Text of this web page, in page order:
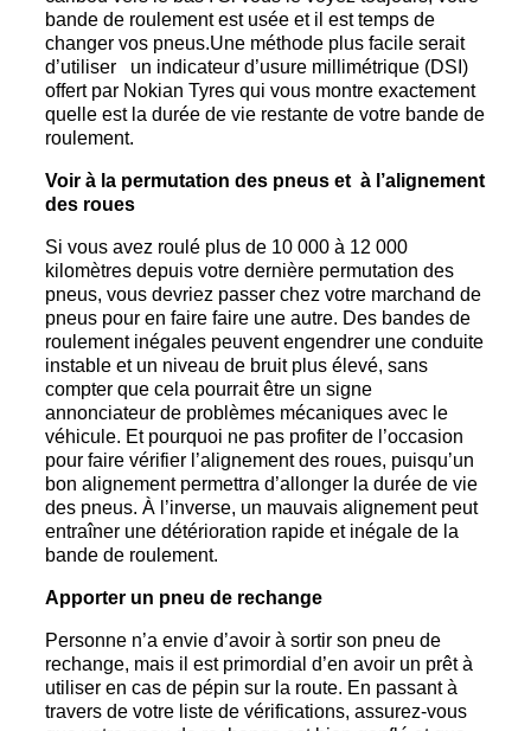
bande de roulement est usée et il est temps de
changer vos pneus.Une méthode plus facile serait
d’utiliser un indicateur d’usure millimétrique (DSI)
offert par Nokian Tyres qui vous montre exactement
quelle est la durée de vie restante de votre bande de
roulement.
Voir à la permutation des pneus et à l’alignement
des roues
Si vous avez roulé plus de 10 000 à 12 000
kilomètres depuis votre dernière permutation des
pneus, vous devriez passer chez votre marchand de
pneus pour en faire faire une autre. Des bandes de
roulement inégales peuvent engendrer une conduite
instable et un niveau de bruit plus élevé, sans
compter que cela pourrait être un signe
annonciateur de problèmes mécaniques avec le
véhicule. Et pourquoi ne pas profiter de l’occasion
pour faire vérifier l’alignement des roues, puisqu’un
bon alignement permettra d’allonger la durée de vie
des pneus. À l’inverse, un mauvais alignement peut
entraîner une détérioration rapide et inégale de la
bande de roulement.
Apporter un pneu de rechange
Personne n’a envie d’avoir à sortir son pneu de
rechange, mais il est primordial d’en avoir un prêt à
utiliser en cas de pépin sur la route. En passant à
travers de votre liste de vérifications, assurez-vous